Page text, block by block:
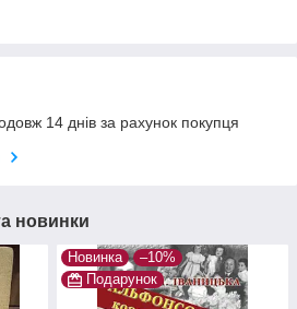
14 днів за рахунок покупця
новинки
Новинка
–10%
Подарунок